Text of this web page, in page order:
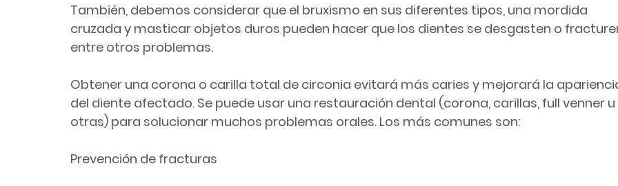
También, debemos considerar que el bruxismo en sus diferentes tipos, una mordida
cruzada y masticar objetos duros pueden hacer que los dientes se desgasten o
entre otros problemas.
Obtener una corona o carilla total de circonia evitará más caries y mejorará la
del diente afectado. Se puede usar una restauración dental (corona, carillas, full venner u
otras) para solucionar muchos problemas orales. Los más comunes son:
Prevención de fracturas